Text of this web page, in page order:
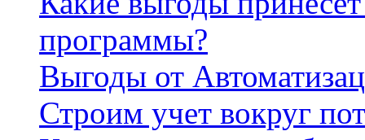
программы?
Выгоды от
Строим учет вокруг